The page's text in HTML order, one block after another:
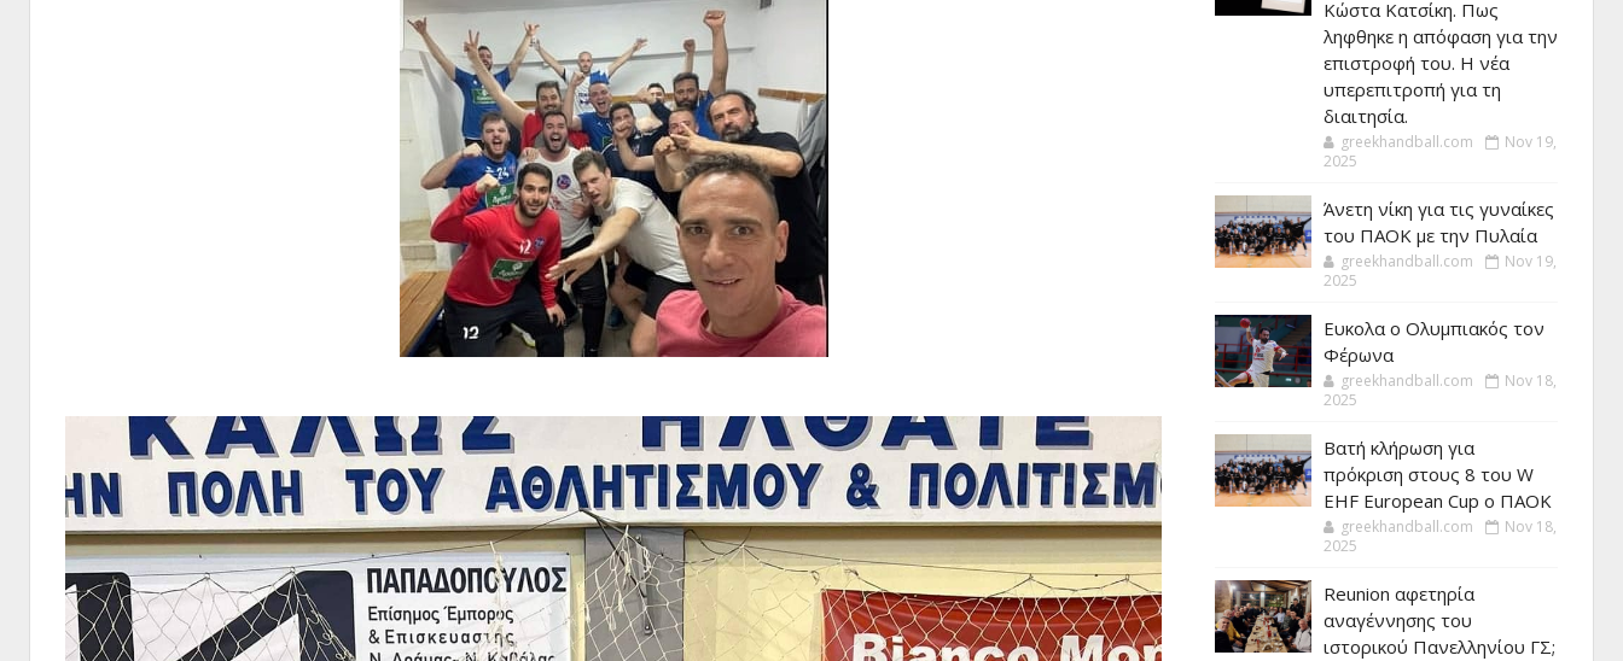
Κώστα Κατσίκη. Πως
ληφθηκε η απόφαση για την
επιστροφή του. Η νέα
υπερεπιτροπή για τη
διαιτησία.
greekhandball.com
Nov 19,
2025
Άνετη νίκη για τις γυναίκες
του ΠΑΟΚ με την Πυλαία
greekhandball.com
Nov 19,
2025
Ευκολα ο Ολυμπιακός τον
Φέρωνα
greekhandball.com
Nov 18,
2025
Βατή κλήρωση για
πρόκριση στους 8 του W
EHF European Cup ο ΠΑΟΚ
greekhandball.com
Nov 18,
2025
Reunion αφετηρία
αναγέννησης του
ιστορικού Πανελληνίου ΓΣ;